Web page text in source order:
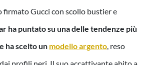
Gucci con scollo bustier e
ha puntato su una delle tendenze più
ha scelto un modello argento, reso